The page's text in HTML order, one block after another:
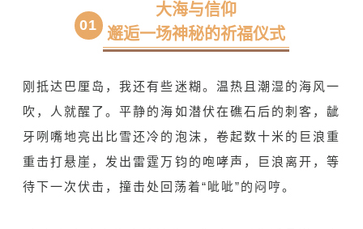
01
大海与信仰
邂逅一场神秘的祈福仪式
刚抵达巴厘岛，我还有些迷糊。温热且潮湿的海风一
吹，人就醒了。平静的海如潜伏在礁石后的刺客，龇
牙咧嘴地亮出比雪还冷的泡沫，卷起数十米的巨浪重
重击打悬崖，发出雷霆万钧的咆哮声，巨浪离开，等
待下一次伏击，撞击处回荡着“呲呲”的闷哼。